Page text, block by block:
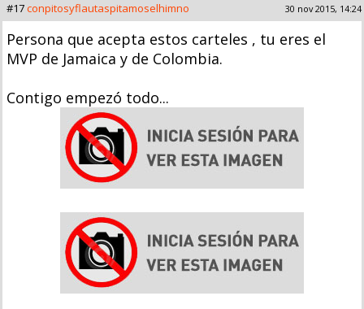
#17conpitosyflautaspitamoselhimno 30 nov 2015, 14:24
Persona que acepta estos carteles , tu eres el
MVP de Jamaica y de Colombia.
Contigo empezó todo...